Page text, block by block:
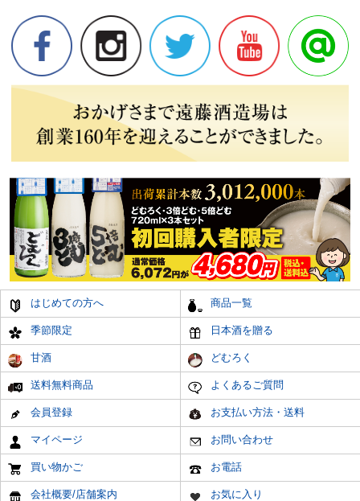
はじめての方へ 商品一覧
季節限定 日本酒を贈る
甘酒 どむろく
送料無料商品 よくあるご質問
会員登録 お支払い方法・送料
マイページ お問い合わせ
買い物かご お電話
会社概要/店舗案内 お気に入り